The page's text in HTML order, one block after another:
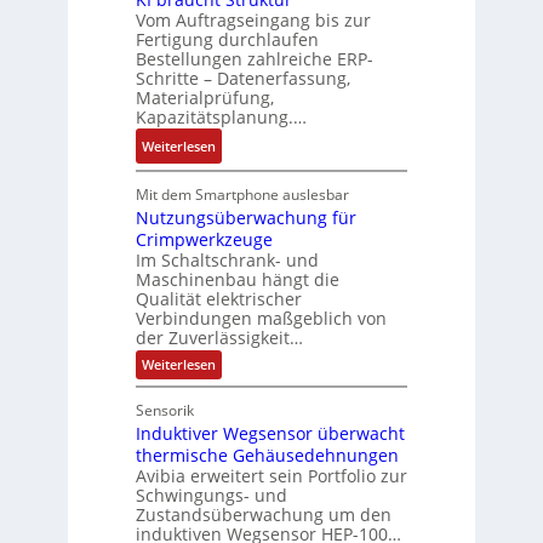
e
n
a
u
f
n
a
h
m
e
,
g
e
p
r
ä
g
t
d
u
r
c
c
h
ä
f
t
s
f
ü
h
r
e
r
z
u
m
V
o
t
a
n
d
d
m
e
s
:
Q
2
-
r
g
e
b
n
i
s
s
e
e
s
t
ä
t
V
e
r
t
r
i
e
b
s
-
u
n
d
M
a
r
k
t
i
n
g
l
Vom Auftragseingang bis zur
Fertigung durchlaufen
Bestellungen zahlreiche ERP-
Schritte – Datenerfassung,
Materialprüfung,
Kapazitätsplanung.…
Weiterlesen:
K
I
b
r
a
u
c
h
t
S
u
k
t
u
r
Mit dem Smartphone auslesbar
Nutzungsüberwachung für
Crimpwerkzeuge
Im Schaltschrank- und
Maschinenbau hängt die
Qualität elektrischer
Verbindungen maßgeblich von
der Zuverlässigkeit…
Weiterlesen:
N
z
n
g
s
ü
b
Sensorik
Induktiver Wegsensor überwacht
thermische Gehäusedehnungen
Avibia erweitert sein Portfolio zur
Schwingungs- und
Zustandsüberwachung um den
induktiven Wegsensor HEP-100…